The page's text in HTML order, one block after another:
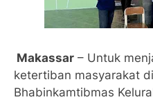
Makassar – Untuk
ketertiban masyarakat
Bhabinkamtibmas